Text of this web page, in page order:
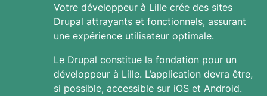
Votre développeur à Lille crée des sites
Drupal attrayants et fonctionnels, assurant
une expérience utilisateur optimale.
Le Drupal constitue la fondation pour un
développeur à Lille. L’application devra être,
si possible, accessible sur iOS et Android.